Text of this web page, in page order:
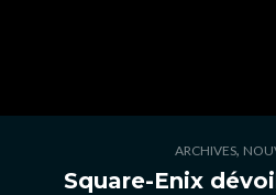
ARCHIVES,
Square-Enix